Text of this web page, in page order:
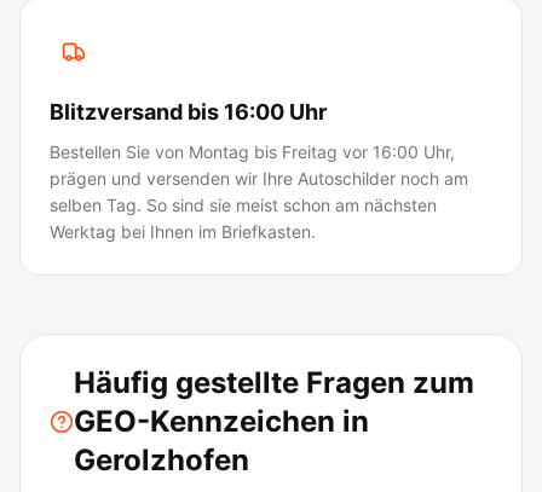
Blitzversand bis 16:00 Uhr
Bestellen Sie von Montag bis Freitag vor 16:00 Uhr,
prägen und versenden wir Ihre Autoschilder noch am
selben Tag. So sind sie meist schon am nächsten
Werktag bei Ihnen im Briefkasten.
Häufig gestellte Fragen zum
GEO-Kennzeichen in
Gerolzhofen